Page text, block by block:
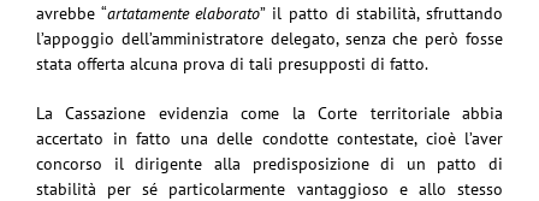
avrebbe “artatamente elaborato” il patto di stabilità, sfruttando
l’appoggio dell’amministratore delegato, senza che però fosse
stata offerta alcuna prova di tali presupposti di fatto.
La Cassazione evidenzia come la Corte territoriale abbia
accertato in fatto una delle condotte contestate, cioè l’aver
concorso il dirigente alla predisposizione di un patto di
stabilità per sé particolarmente vantaggioso e allo stesso